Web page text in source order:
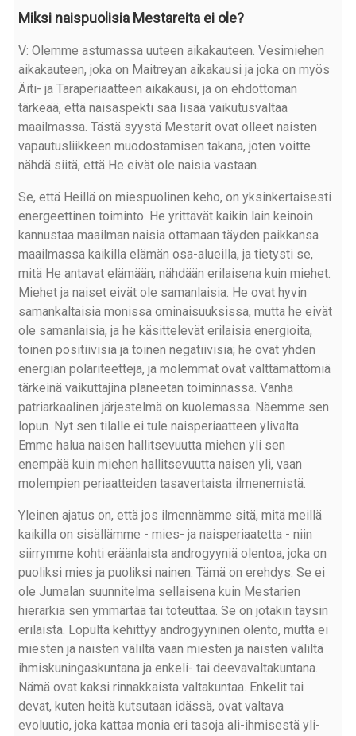
Miksi naispuolisia Mestareita ei ole?
V: Olemme astumassa uuteen aikakauteen. Vesimiehen
aikakauteen, joka on Maitreyan aikakausi ja joka on myös
Äiti- ja Taraperiaatteen aikakausi, ja on ehdottoman
tärkeää, että naisaspekti saa lisää vaikutusvaltaa
maailmassa. Tästä syystä Mestarit ovat olleet naisten
vapautusliikkeen muodostamisen takana, joten voitte
nähdä siitä, että He eivät ole naisia vastaan.
Se, että Heillä on miespuolinen keho, on yksinkertaisesti
energeettinen toiminto. He yrittävät kaikin lain keinoin
kannustaa maailman naisia ottamaan täyden paikkansa
maailmassa kaikilla elämän osa-alueilla, ja tietysti se,
mitä He antavat elämään, nähdään erilaisena kuin miehet.
Miehet ja naiset eivät ole samanlaisia. He ovat hyvin
samankaltaisia monissa ominaisuuksissa, mutta he eivät
ole samanlaisia, ja he käsittelevät erilaisia energioita,
toinen positiivisia ja toinen negatiivisia; he ovat yhden
energian polariteetteja, ja molemmat ovat välttämättömiä
tärkeinä vaikuttajina planeetan toiminnassa. Vanha
patriarkaalinen järjestelmä on kuolemassa. Näemme sen
lopun. Nyt sen tilalle ei tule naisperiaatteen ylivalta.
Emme halua naisen hallitsevuutta miehen yli sen
enempää kuin miehen hallitsevuutta naisen yli, vaan
molempien periaatteiden tasavertaista ilmenemistä.
Yleinen ajatus on, että jos ilmennämme sitä, mitä meillä
kaikilla on sisällämme - mies- ja naisperiaatetta - niin
siirrymme kohti eräänlaista androgyyniä olentoa, joka on
puoliksi mies ja puoliksi nainen. Tämä on erehdys. Se ei
ole Jumalan suunnitelma sellaisena kuin Mestarien
hierarkia sen ymmärtää tai toteuttaa. Se on jotakin täysin
erilaista. Lopulta kehittyy androgyyninen olento, mutta ei
miesten ja naisten väliltä vaan miesten ja naisten väliltä
ihmiskuningaskuntana ja enkeli- tai deevavaltakuntana.
Nämä ovat kaksi rinnakkaista valtakuntaa. Enkelit tai
devat, kuten heitä kutsutaan idässä, ovat valtava
evoluutio, joka kattaa monia eri tasoja ali-ihmisestä yli-